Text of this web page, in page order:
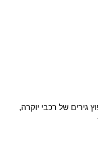
גירים של רכבי יוקרה,